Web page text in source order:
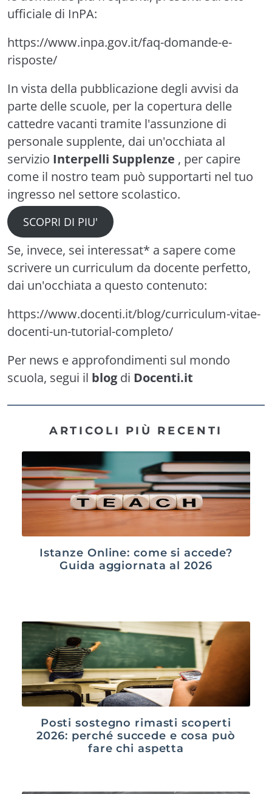
ufficiale di InPA:
https://www.inpa.gov.it/faq-domande-e-
risposte/
In vista della pubblicazione degli avvisi da
parte delle scuole, per la copertura delle
cattedre vacanti tramite l'assunzione di
personale supplente, dai un'occhiata al
servizio Interpelli Supplenze , per capire
come il nostro team può supportarti nel tuo
ingresso nel settore scolastico.
SCOPRI DI PIU'
Se, invece, sei interessat* a sapere come
scrivere un curriculum da docente perfetto,
dai un'occhiata a questo contenuto:
https://www.docenti.it/blog/curriculum-vitae-
docenti-un-tutorial-completo/
Per news e approfondimenti sul mondo
scuola, segui il blog di Docenti.it
ARTICOLI PIÙ RECENTI
Istanze Online: come si accede?
Guida aggiornata al 2026
Posti sostegno rimasti scoperti
2026: perché succede e cosa può
fare chi aspetta